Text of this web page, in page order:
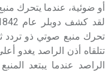
أو ضوئية، عندما يتحرك
تحرك منبع صوتي ذو تردد
تتلقاه أذن الراصد يغدو
الراصد عندما يبتعد